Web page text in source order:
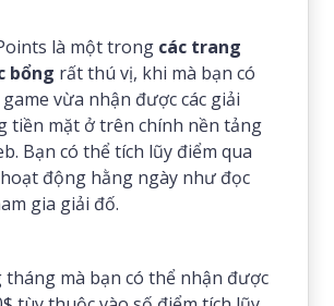
là một trong các trang
bổng rất thú vị, khi mà bạn có
vừa nhận được các giải
tiền mặt ở trên chính nền tảng
Bạn có thể tích lũy điểm qua
động hằng ngày như đọc
gia giải đố.
tháng mà bạn có thể nhận được